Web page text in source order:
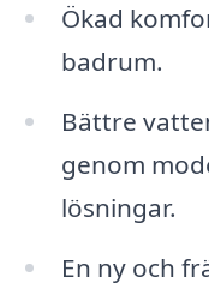
Ökad
badrum.
Bättre
genom
lösningar.
En ny och